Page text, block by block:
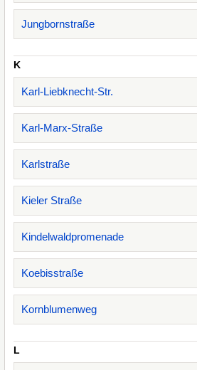
Jungbornstraße
K
Karl-Liebknecht-Str.
Karl-Marx-Straße
Karlstraße
Kieler Straße
Kindelwaldpromenade
Koebisstraße
Kornblumenweg
L